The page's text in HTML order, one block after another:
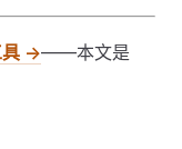
具 →——本文是